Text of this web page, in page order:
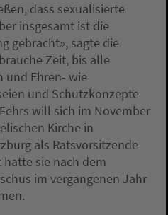
dass sexualisierte
insgesamt ist die
gebracht», sagte die
Zeit, bis alle
und Ehren- wie
und Schutzkonzepte
will sich im November
Kirche in
als Ratsvorsitzende
sie nach dem
im vergangenen Jahr